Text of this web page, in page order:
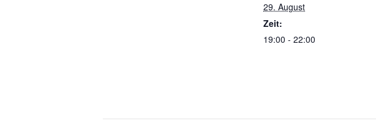
29. August
Zeit:
19:00 - 22:00